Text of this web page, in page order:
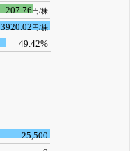
207.76円/株
3920.02円/株
49.42%
25,500